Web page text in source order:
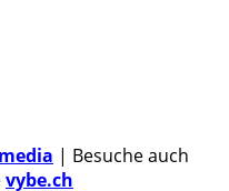
| Besuche auch
vybe.ch